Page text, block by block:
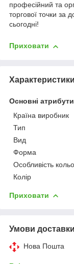
професійний та
торгової точки за
сьогодні!
Приховати
Характеристики
Основні атрибути
Країна виробник
Тип
Вид
Форма
Особливість
Колір
Приховати
Умови доставки
Нова Пошта